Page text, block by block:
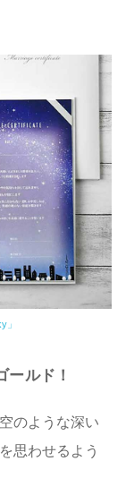
」
ールド！
のような深い
思わせるよう